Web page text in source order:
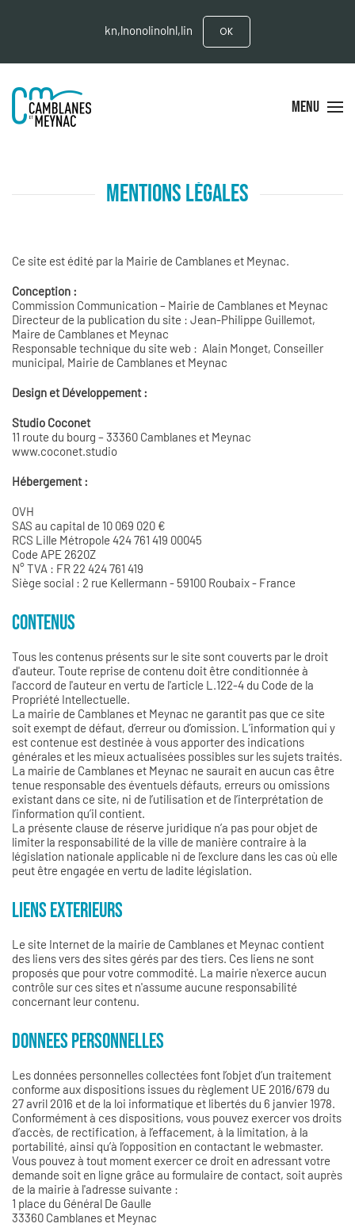
kn,lnonolinolnl,lin OK
MENU
MENTIONS LÉGALES
Ce site est édité par la Mairie de Camblanes et Meynac.
Conception :
Commission Communication – Mairie de Camblanes et Meynac
Directeur de la publication du site : Jean-Philippe Guillemot,
Maire de Camblanes et Meynac
Responsable technique du site web : Alain Monget, Conseiller
municipal, Mairie de Camblanes et Meynac
Design et Développement :
Studio Coconet
11 route du bourg – 33360 Camblanes et Meynac
www.coconet.studio
Hébergement :
OVH
SAS au capital de 10 069 020 €
RCS Lille Métropole 424 761 419 00045
Code APE 2620Z
N° TVA : FR 22 424 761 419
Siège social : 2 rue Kellermann - 59100 Roubaix - France
CONTENUS
Tous les contenus présents sur le site sont couverts par le droit
d'auteur. Toute reprise de contenu doit être conditionnée à
l'accord de l'auteur en vertu de l'article L.122-4 du Code de la
Propriété Intellectuelle.
La mairie de Camblanes et Meynac ne garantit pas que ce site
soit exempt de défaut, d’erreur ou d’omission. L’information qui y
est contenue est destinée à vous apporter des indications
générales et les mieux actualisées possibles sur les sujets traités.
La mairie de Camblanes et Meynac ne saurait en aucun cas être
tenue responsable des éventuels défauts, erreurs ou omissions
existant dans ce site, ni de l’utilisation et de l’interprétation de
l’information qu’il contient.
La présente clause de réserve juridique n’a pas pour objet de
limiter la responsabilité de la ville de manière contraire à la
législation nationale applicable ni de l’exclure dans les cas où elle
peut être engagée en vertu de ladite législation.
LIENS EXTERIEURS
Le site Internet de la mairie de Camblanes et Meynac contient
des liens vers des sites gérés par des tiers. Ces liens ne sont
proposés que pour votre commodité. La mairie n'exerce aucun
contrôle sur ces sites et n'assume aucune responsabilité
concernant leur contenu.
DONNEES PERSONNELLES
Les données personnelles collectées font l’objet d’un traitement
conforme aux dispositions issues du règlement UE 2016/679 du
27 avril 2016 et de la loi informatique et libertés du 6 janvier 1978.
Conformément à ces dispositions, vous pouvez exercer vos droits
d’accès, de rectification, à l’effacement, à la limitation, à la
portabilité, ainsi qu’à l’opposition en contactant le webmaster.
Vous pouvez à tout moment exercer ce droit en adressant votre
demande soit en ligne grâce au formulaire de contact, soit auprès
de la mairie à l'adresse suivante :
1 place du Général De Gaulle
33360 Camblanes et Meynac